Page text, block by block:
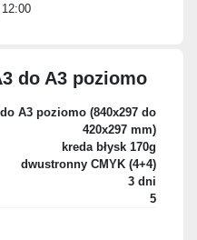
do A3 poziomo
A3 poziomo (840x297 do
420x297 mm)
kreda błysk 170g
dwustronny CMYK (4+4)
3 dni
5